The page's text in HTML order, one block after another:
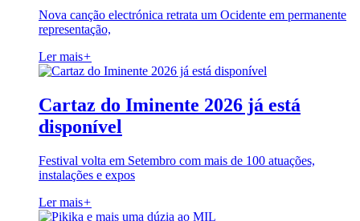
Nova canção electrónica retrata um Ocidente em permanente
representação,
Ler mais+
Cartaz do Iminente 2026 já está
disponível
Festival volta em Setembro com mais de 100 atuações,
instalações e expos
Ler mais+